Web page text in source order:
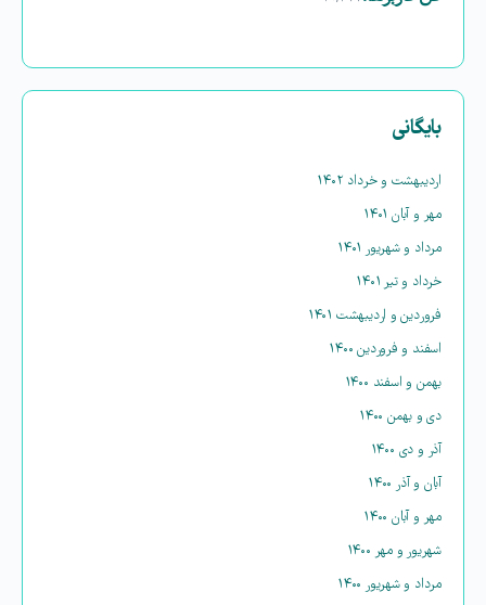
بایگانی
اردیبهشت و خرداد ۱۴۰۲
مهر و آبان ۱۴۰۱
مرداد و شهریور ۱۴۰۱
خرداد و تیر ۱۴۰۱
فروردین و اردیبهشت ۱۴۰۱
اسفند و فروردین ۱۴۰۰
بهمن و اسفند ۱۴۰۰
دی و بهمن ۱۴۰۰
آذر و دی ۱۴۰۰
آبان و آذر ۱۴۰۰
مهر و آبان ۱۴۰۰
شهریور و مهر ۱۴۰۰
مرداد و شهریور ۱۴۰۰